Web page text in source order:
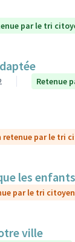
par le tri
Retenue
retenue par le tri
les
par le tri citoyen
ville